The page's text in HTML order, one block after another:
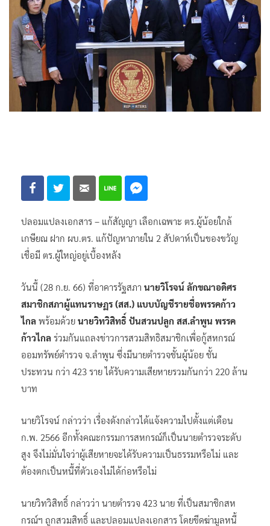
ปลอมแปลงเอกสาร – แก้สัญญา เลือกเฉพาะ ตร.ผู้น้อยใกล้
เกษียณ ฝาก ผบ.ตร. แก้ปัญหาภายใน 2 สัปดาห์เป็นของขวัญ
เชื่อมี ตร.ผู้ใหญ่อยู่เบื้องหลัง
วันนี้ (28 ก.ย. 66) ที่อาคารรัฐสภา นายวิโรจน์ ลักขณาอดิศร
สมาชิกสภาผู้แทนราษฏร (สส.) แบบบัญชีรายชื่อพรรคก้าว
ไกล พร้อมด้วย นายวิทวิสิทธิ์ ปันสวนปลูก สส.ลำพูน พรรค
ก้าวไกล ร่วมกันแถลงข่าวการสวมสิทธิสมาชิกเพื่อกู้สหกรณ์
ออมทรัพย์ตำรวจ จ.ลำพูน ซึ่งมีนายตำรวจชั้นผู้น้อย ชั้น
ประทวน กว่า 423 ราย ได้รับความเสียหายรวมกันกว่า 220 ล้าน
บาท
นายวิโรจน์ กล่าวว่า เรื่องดังกล่าวได้แจ้งความไปตั้งแต่เดือน
ก.พ. 2566 อีกทั้งคณะกรรมการสหกรณ์ก็เป็นนายตำรวจระดับ
สูง จึงไม่มั่นใจว่าผู้เสียหายจะได้รับความเป็นธรรมหรือไม่ และ
ต้องตกเป็นหนี้ที่ตัวเองไม่ได้ก่อหรือไม่
นายวิทวิสิทธิ์ กล่าวว่า นายตำรวจ 423 นาย ที่เป็นสมาชิกสห
กรณ์ฯ ถูกสวมสิทธิ์ และปลอมแปลงเอกสาร โดยขีดฆ่ามูลหนี้